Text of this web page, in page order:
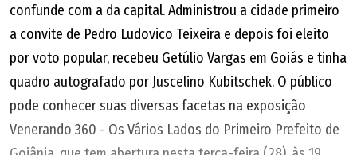
confunde com a da capital. Administrou a cidade primeiro
a convite de Pedro Ludovico Teixeira e depois foi eleito
por voto popular, recebeu Getúlio Vargas em Goiás e tinha
quadro autografado por Juscelino Kubitschek. O público
pode conhecer suas diversas facetas na exposição
Venerando 360 - Os Vários Lados do Primeiro Prefeito de